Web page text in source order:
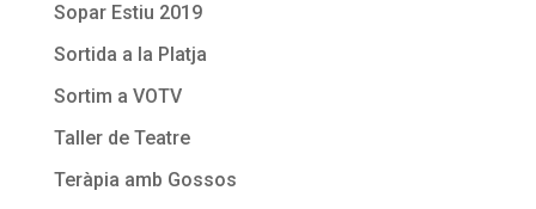
Sopar Estiu 2019
Sortida a la Platja
Sortim a VOTV
Taller de Teatre
Teràpia amb Gossos